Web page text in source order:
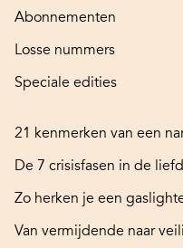
Abonnementen
Losse nummers
Speciale edities
21 kenmerken van een
De 7 crisisfasen in de
Zo herken je een
Van vermijdende naar